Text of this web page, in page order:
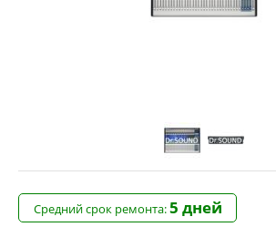
Средний срок ремонта:5 дней